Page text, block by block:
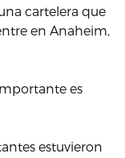
cartelera que
en Anaheim,
es
estuvieron